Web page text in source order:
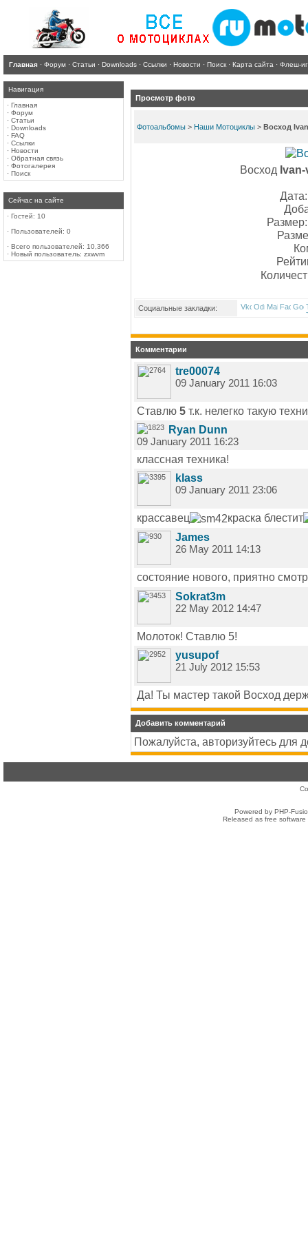
Главная · Форум · Статьи · Downloads · Ссылки · Новости · Поиск · Карта сайта · Флеш-
Навигация
· Главная
· Форум
· Статьи
· Downloads
· FAQ
· Ссылки
· Новости
· Обратная связь
· Фотогалерея
· Поиск
Сейчас на сайте
· Гостей: 10
· Пользователей: 0
· Всего пользователей: 10,366
· Новый пользователь: zxwvm
Просмотр фото
Фотоальбомы > Наши Мотоциклы > Восход
Восход
Социальные закладки:
Комментарии
tre00074
09 January 2011 16:03
Ставлю 5 т.к. нелегко такую
Ryan Dunn
09 January 2011 16:23
классная техника!
klass
09 January 2011 23:06
крассавец
краска блестит
James
26 May 2011 14:13
состояние нового, приятно
Sokrat3m
22 May 2012 14:47
Молоток! Ставлю 5!
yusupof
21 July 2012 15:53
Да! Ты мастер такой Восход
Добавить комментарий
Пожалуйста, авторизуйтесь для
Powered by PHP-
Released as free